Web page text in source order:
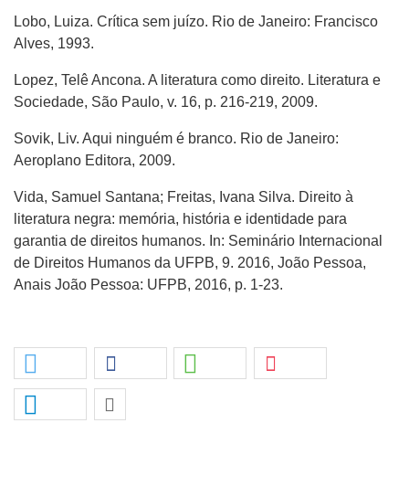
Lobo, Luiza. Crítica sem juízo. Rio de Janeiro: Francisco
Alves, 1993.
Lopez, Telê Ancona. A literatura como direito. Literatura e
Sociedade, São Paulo, v. 16, p. 216-219, 2009.
Sovik, Liv. Aqui ninguém é branco. Rio de Janeiro:
Aeroplano Editora, 2009.
Vida, Samuel Santana; Freitas, Ivana Silva. Direito à
literatura negra: memória, história e identidade para
garantia de direitos humanos. In: Seminário Internacional
de Direitos Humanos da UFPB, 9. 2016, João Pessoa,
Anais João Pessoa: UFPB, 2016, p. 1-23.